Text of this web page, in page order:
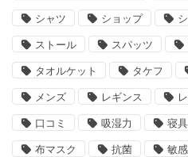
シャツ ショップ
ストール スパッツ
タオルケット タケフ
メンズ レギンス
口コミ 吸湿力 寝具
布マスク 抗菌 敏